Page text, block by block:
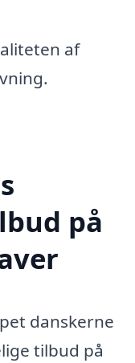
af
på
danskerne
tilbud på